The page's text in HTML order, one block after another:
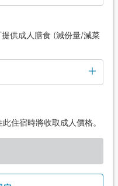
供成人膳食 (減份量/減菜
住宿時將收取成人價格。